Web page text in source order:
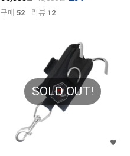
구매 52 리뷰 12
SOLD OUT!